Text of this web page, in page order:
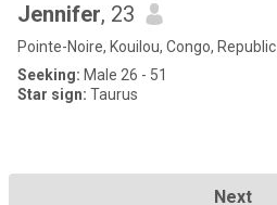
Jennifer, 23
Pointe-Noire, Kouilou, Congo, Republic
Seeking: Male 26 - 51
Star sign: Taurus
Next